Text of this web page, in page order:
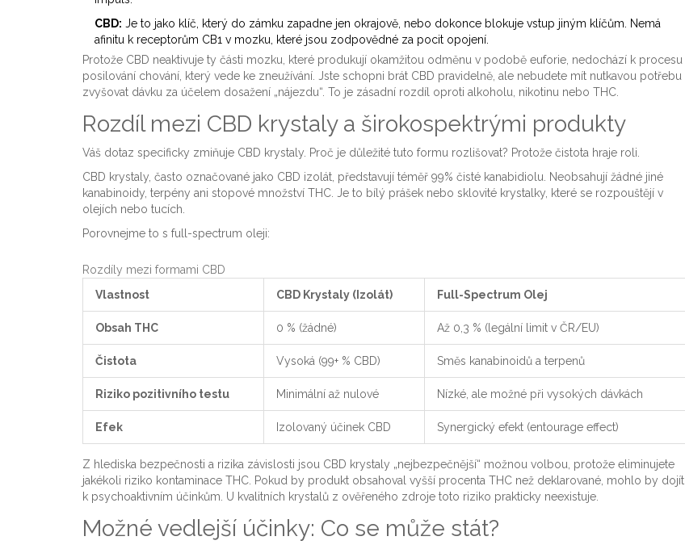
CBD: Je to jako klíč, který do zámku zapadne jen okrajově, nebo dokonce blokuje vstup jiným klíčům. Nemá
afinitu k receptorům CB1 v mozku, které jsou zodpovědné za pocit opojení.
Protože CBD neaktivuje ty části mozku, které produkují okamžitou odměnu v podobě euforie, nedochází k procesu
posilování chování, který vede ke zneužívání. Jste schopni brát CBD pravidelně, ale nebudete mít nutkavou potřebu
zvyšovat dávku za účelem dosažení „nájezdu“. To je zásadní rozdíl oproti alkoholu, nikotinu nebo THC.
Rozdíl mezi CBD krystaly a širokospektrými produkty
Váš dotaz specificky zmiňuje CBD krystaly . Proč je důležité tuto formu rozlišovat? Protože čistota hraje roli.
CBD krystaly, často označované jako CBD izolát, představují téměř 99% čisté kanabidiolu. Neobsahují žádné jiné
kanabinoidy, terpény ani stopové množství THC. Je to bílý prášek nebo sklovité krystalky, které se rozpouštějí v
olejích nebo tucích.
Porovnejme to s full-spectrum oleji:
Rozdíly mezi formami CBD
Vlastnost
CBD Krystaly (Izolát) Full-Spectrum Olej
Obsah THC 0 % (žádné) Až 0,3 % (legální limit v ČR/EU)
Čistota Vysoká (99+ % CBD) Směs kanabinoidů a terpenů
Riziko pozitivního testu Minimální až nulové Nízké, ale možné při vysokých dávkách
Efek Izolovaný účinek CBD Synergický efekt (entourage effect)
Z hlediska bezpečnosti a rizika závislosti jsou CBD krystaly „nejbezpečnější“ možnou volbou, protože eliminujete
jakékoli riziko kontaminace THC. Pokud by produkt obsahoval vyšší procenta THC než deklarované, mohlo by dojít
k psychoaktivním účinkům. U kvalitních krystalů z ověřeného zdroje toto riziko prakticky neexistuje.
Možné vedlejší účinky: Co se může stát?